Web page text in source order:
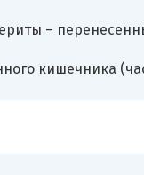
–
кишечника